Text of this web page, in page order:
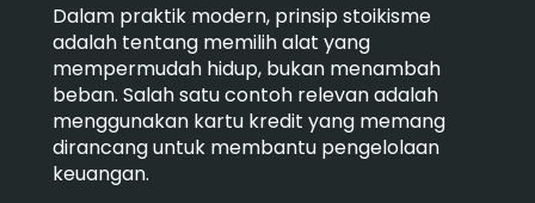
Dalam praktik modern, prinsip stoikisme
adalah tentang memilih alat yang
mempermudah hidup, bukan menambah
beban. Salah satu contoh relevan adalah
menggunakan kartu kredit yang memang
dirancang untuk membantu pengelolaan
keuangan.